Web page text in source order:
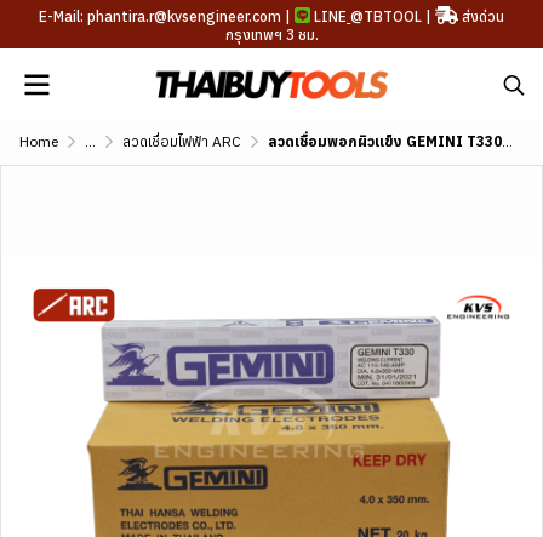
E-Mail: phantira.r@kvsengineer.com | LINE @TBTOOL |
ส่งด่วน
กรุงเทพฯ 3 ชม.
Home ... ลวดเชื่อมไฟฟ้า ARC ลวดเชื่อมพอกผิวแข็ง GEMINI T330 DIN 8555 E4-UM-60